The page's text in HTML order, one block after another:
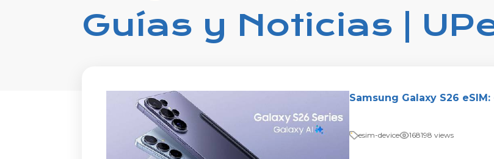
Guías y Noticias |
Samsung Galaxy S26
esim-device 168198 views